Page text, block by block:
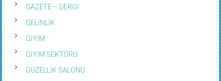
GAZETE – DERGİ
GELİNLİK
GİYİM
GİYİM SEKTÖRÜ
GÜZELLİK SALONU